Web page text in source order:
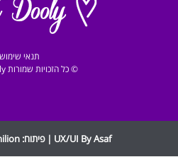
תנאי שימוש
© כל הזכויות שמורות sweetdooly
UX/UI By Asaf | פיתוח: